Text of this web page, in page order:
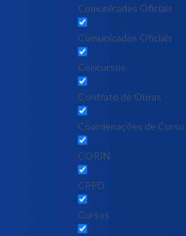
Comunicados Oficiais
Comunicados Oficiais
Concursos
Contrato de Obras
Coordenações de Curso
CORIN
CPPD
Cursos